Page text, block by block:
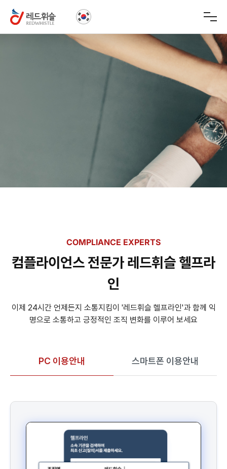
신고 & 처리결과
COMPLIANCE EXPERTS
컴플라이언스 전문가 레드휘슬 헬프라
인
이제 24시간 언제든지 소통지킴이 '레드휘슬 헬프라인'과 함께 익
명으로 소통하고 긍정적인 조직 변화를 이루어 보세요
PC 이용안내 스마트폰 이용안내